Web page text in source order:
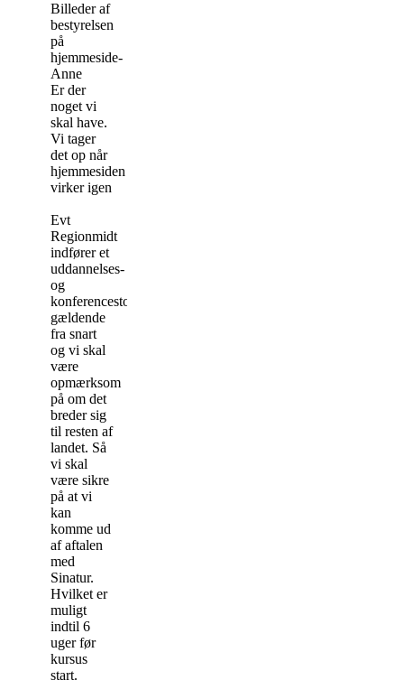
Billeder af
bestyrelsen
på
hjemmeside-
Anne
Er der
noget vi
skal have.
Vi tager
det op når
hjemmesiden
virker igen
Evt
Regionmidt
indfører et
uddannelses-
og
konferencestop
gældende
fra snart
og vi skal
være
opmærksom
på om det
breder sig
til resten af
landet. Så
vi skal
være sikre
på at vi
kan
komme ud
af aftalen
med
Sinatur.
Hvilket er
muligt
indtil 6
uger før
kursus
start.